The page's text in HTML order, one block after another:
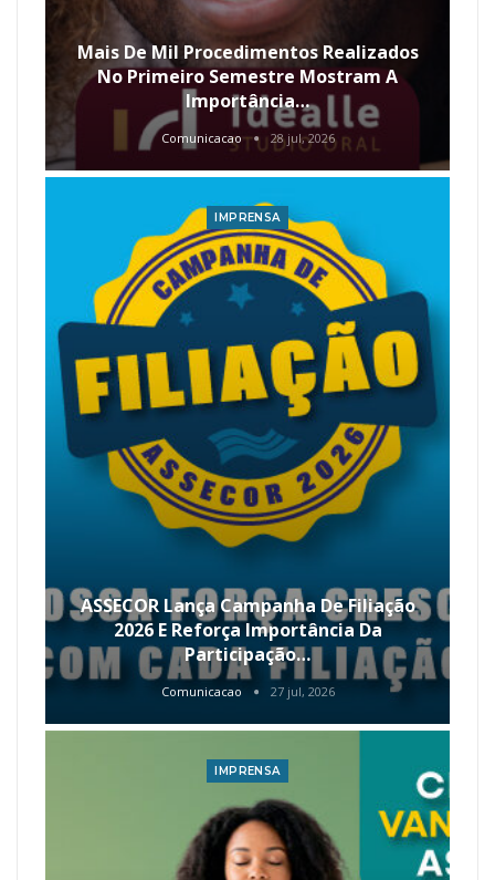
Mais De Mil Procedimentos Realizados
No Primeiro Semestre Mostram A
Importância…
Comunicacao 28 jul, 2026
IMPRENSA
ASSECOR Lança Campanha De Filiação
2026 E Reforça Importância Da
Participação…
Comunicacao 27 jul, 2026
IMPRENSA